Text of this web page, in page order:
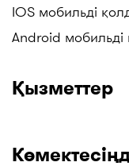
IOS мобильді
Android
Қызметтер